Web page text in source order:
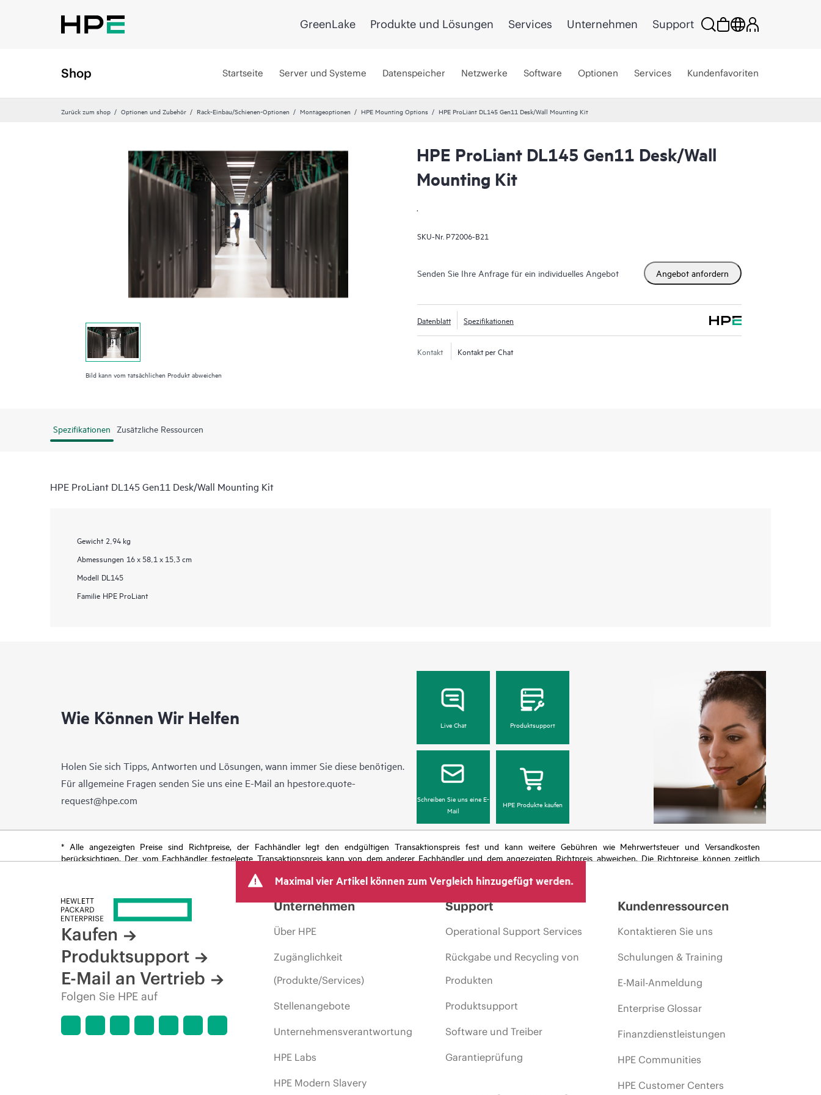
GreenLake Produkte und Lösungen Services Unternehmen Support
Shop Startseite Server und Systeme Datenspeicher Netzwerke Software Optionen Services Kundenfavoriten
Zurück zum shop Optionen und Zubehör Rack-Einbau/Schienen-Optionen Montageoptionen HPE Mounting Options HPE ProLiant DL145 Gen11 Desk/Wall Mounting Kit
Bild kann vom tatsächlichen Produkt abweichen
HPE ProLiant DL145 Gen11 Desk/Wall
Mounting Kit
.
SKU-Nr. P72006-B21
Senden Sie Ihre Anfrage für ein individuelles Angebot Angebot anfordern
Datenblatt Spezifikationen
Kontakt Kontakt per Chat
Spezifikationen Zusätzliche Ressourcen
HPE ProLiant DL145 Gen11 Desk/Wall Mounting Kit
Gewicht 2,94 kg
Abmessungen 16 x 58,1 x 15,3 cm
Modell DL145
Familie HPE ProLiant
Wie Können Wir Helfen
Holen Sie sich Tipps, Antworten und Lösungen, wann immer Sie diese benötigen.
Für allgemeine Fragen senden Sie uns eine E-Mail an hpestore.quote-
request@hpe.com
Live Chat Produktsupport
Schreiben Sie uns eine E-
Mail
HPE Produkte kaufen
* Alle angezeigten Preise sind Richtpreise, der Fachhändler legt den endgültigen Transaktionspreis fest und kann weitere Gebühren wie Mehrwertsteuer und Versandkosten
berücksichtigen. Der vom Fachhändler festgelegte Transaktionspreis kann von dem anderer Fachhändler und dem angezeigten Richtpreis abweichen. Die Richtpreise können zeitlich
von Produkten, eingeschränkter Produktverfügbarkeit, dem Ende der Lebensdauer von Werbeaktionen und Fehlern in der Werbung.
Maximal vier Artikel können zum Vergleich hinzugefügt werden.
Kaufen
Produktsupport
E-Mail an Vertrieb
Folgen Sie HPE auf
Unternehmen
Über HPE
Zugänglichkeit
(Produkte/Services)
Stellenangebote
Unternehmensverantwortung
HPE Labs
HPE Modern Slavery
Support
Operational Support Services
Rückgabe und Recycling von
Produkten
Produktsupport
Software und Treiber
Garantieprüfung
Kundenressourcen
Kontaktieren Sie uns
Schulungen & Training
E-Mail-Anmeldung
Enterprise Glossar
Finanzdienstleistungen
HPE Communities
HPE Customer Centers